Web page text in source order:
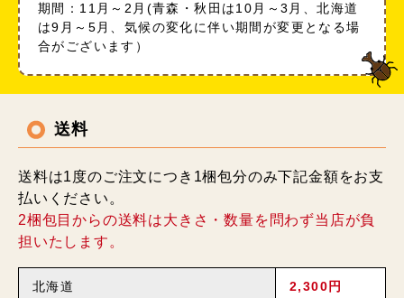
期間：11月～2月(青森・秋田は10月～3月、北海道
は9月～5月、気候の変化に伴い期間が変更となる場
合がございます）
送料
送料は1度のご注文につき1梱包分のみ下記金額をお支
払いください。
2梱包目からの送料は大きさ・数量を問わず当店が負
担いたします。
北海道 2,300円